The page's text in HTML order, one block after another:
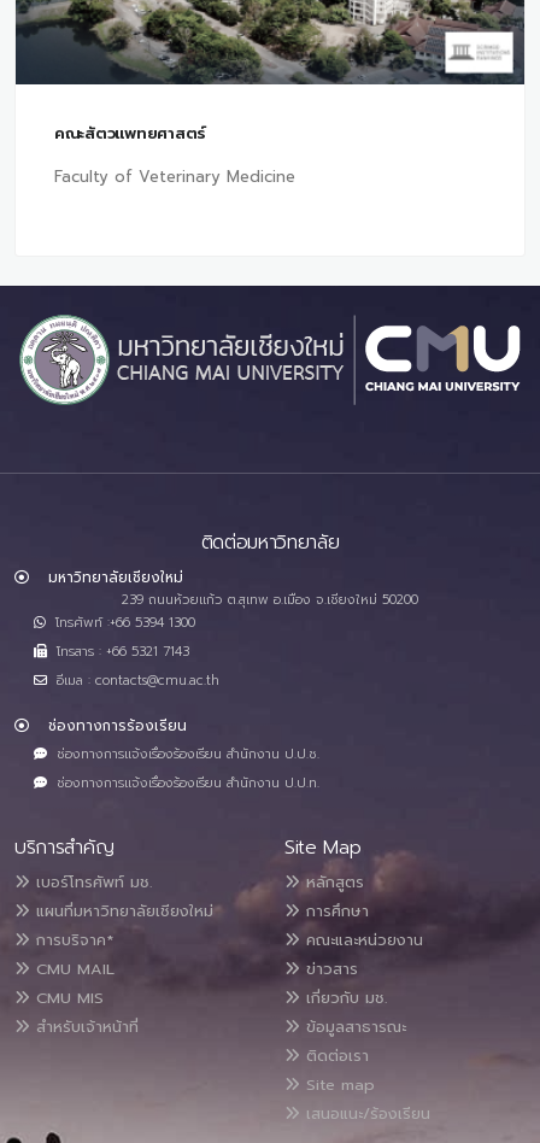
คณะสัตวแพทยศาสตร์
Faculty of Veterinary Medicine
ติดต่อมหาวิทยาลัย
มหาวิทยาลัยเชียงใหม่
239 ถนนห้วยแก้ว ต.สุเทพ อ.เมือง จ.เชียงใหม่ 50200
โทรศัพท์ :+66 5394 1300
โทรสาร : +66 5321 7143
อีเมล : contacts@cmu.ac.th
ช่องทางการร้องเรียน
ช่องทางการแจ้งเรื่องร้องเรียน สำนักงาน ป.ป.ช.
ช่องทางการแจ้งเรื่องร้องเรียน สำนักงาน ป.ป.ท.
บริการสำคัญ
เบอร์โทรศัพท์ มช.
แผนที่มหาวิทยาลัยเชียงใหม่
การบริจาค*
CMU MAIL
CMU MIS
สำหรับเจ้าหน้าที่
Site Map
หลักสูตร
การศึกษา
คณะและหน่วยงาน
ข่าวสาร
เกี่ยวกับ มช.
ข้อมูลสาธารณะ
ติดต่อเรา
Site map
เสนอแนะ/ร้องเรียน